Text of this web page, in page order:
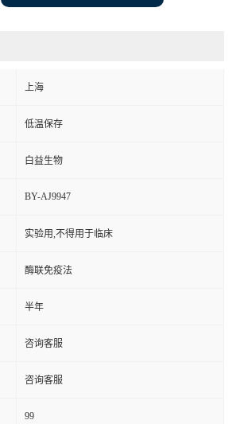
上海
低温保存
白益生物
BY-AJ9947
实验用,不得用于临床
酶联免疫法
半年
咨询客服
咨询客服
99